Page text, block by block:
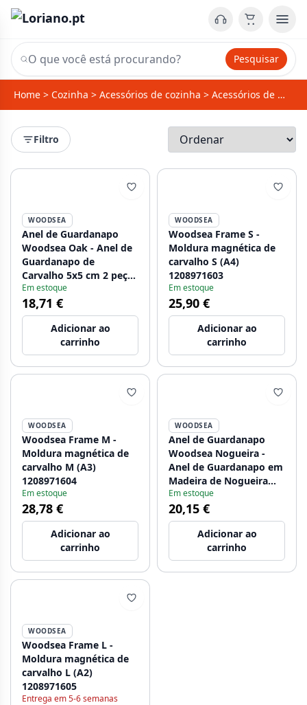
Pesquisar
Home > Cozinha > Acessórios de cozinha > Acessórios de mesa e Decoração
Filtro
WOODSEA
Anel de Guardanapo
Woodsea Oak - Anel de
Guardanapo de
Carvalho 5x5 cm 2 peças
1208971602
Em estoque
18,71 €
Adicionar ao
carrinho
WOODSEA
Woodsea Frame S -
Moldura magnética de
carvalho S (A4)
1208971603
Em estoque
25,90 €
Adicionar ao
carrinho
WOODSEA
Woodsea Frame M -
Moldura magnética de
carvalho M (A3)
1208971604
Em estoque
28,78 €
Adicionar ao
carrinho
WOODSEA
Anel de Guardanapo
Woodsea Nogueira -
Anel de Guardanapo em
Madeira de Nogueira
5x5 cm 2 peças
1208971654
Em estoque
20,15 €
Adicionar ao
carrinho
WOODSEA
Woodsea Frame L -
Moldura magnética de
carvalho L (A2)
1208971605
Entrega em 5-6 semanas